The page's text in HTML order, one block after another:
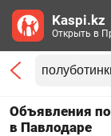
Объявления
в Павлодаре
Kaspi.kz
Открыть в